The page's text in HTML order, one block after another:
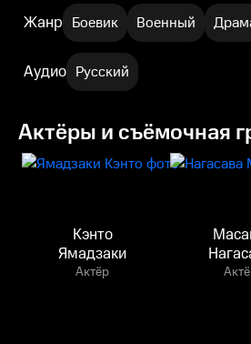
Жанр Боевик Военный
Аудио Русский
Актёры и съёмочная
Кэнто
Ямадзаки
Актёр